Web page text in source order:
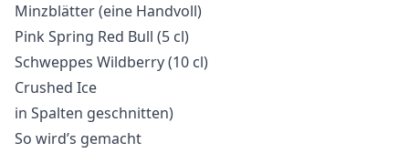
Minzblätter (eine Handvoll)
Pink Spring Red Bull (5 cl)
Schweppes Wildberry (10 cl)
Crushed Ice
in Spalten geschnitten)
So wird’s gemacht